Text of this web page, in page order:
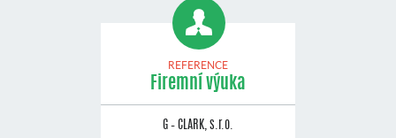
REFERENCE
Firemní výuka
G – CLARK, s.r.o.